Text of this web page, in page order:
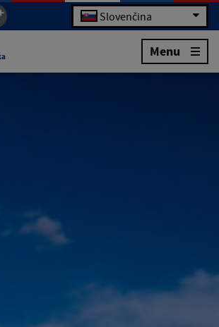
Slovenčina
Menu